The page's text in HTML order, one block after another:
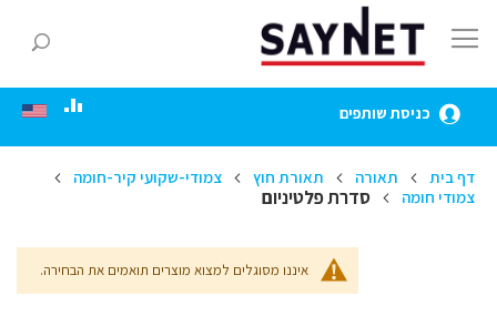
to
Content
כניסת שותפים
דף בית תאורה תאורת חוץ
צמודי-שקועי קיר-חומה
צמודי חומה
סדרת פלטיניום
איננו מסוגלים למצוא מוצרים תואמים את הבחירה.